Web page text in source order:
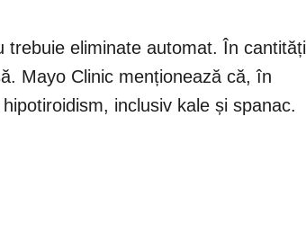
eliminate automat. În cantități
Mayo Clinic menționează că, în
inclusiv kale și spanac.